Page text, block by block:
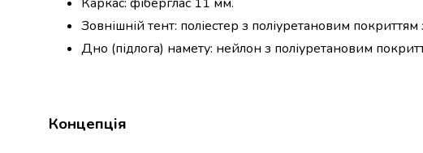
Вівсяна
крупа
Бобові
крупа
Манна
Зовнішній тент: поліестер з поліуретановим
Дно (підлога) намету: нейлон з поліуретановим
Концепція